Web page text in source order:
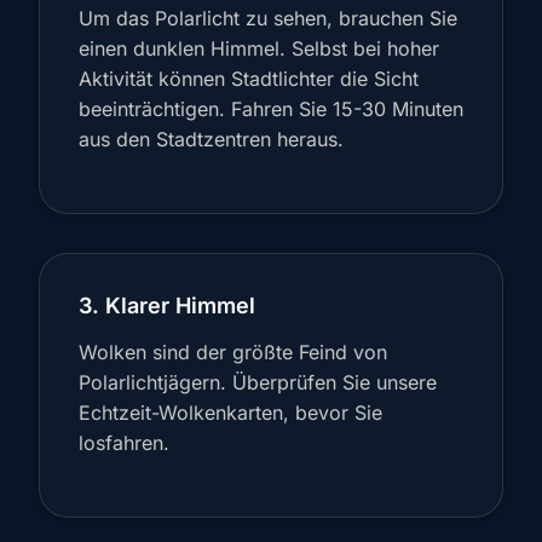
Um das Polarlicht zu sehen, brauchen Sie
einen dunklen Himmel. Selbst bei hoher
Aktivität können Stadtlichter die Sicht
beeinträchtigen. Fahren Sie 15-30 Minuten
aus den Stadtzentren heraus.
3. Klarer Himmel
Wolken sind der größte Feind von
Polarlichtjägern. Überprüfen Sie unsere
Echtzeit-Wolkenkarten, bevor Sie
losfahren.